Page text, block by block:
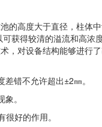
高度大于直径，柱体
获得较清的溢流和高浓
，对设备结构能够进行
错不允许超出±2㎜。
。
好的作用。